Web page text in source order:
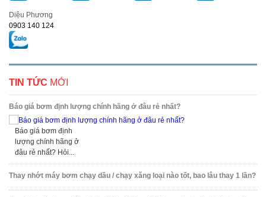
Diệu Phương
0903 140 124
TIN TỨC MỚI
Báo giá bơm định lượng chính hãng ở đâu rẻ nhất?
Báo giá bơm định
lượng chính hãng ở
đâu rẻ nhất? Hỏi...
Thay nhớt máy bơm chạy dầu / chạy xăng loại nào tốt, bao lâu thay 1 lần?